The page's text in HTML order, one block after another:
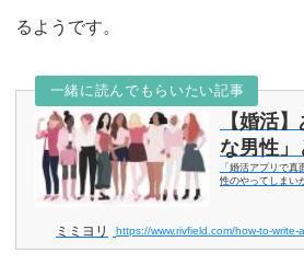
るようです。
一緒に読んでもらいたい記事
【婚活
な男性」
ない理由
「婚活アプリで
性のやってしまい
ミミヨリ https://www.rivfield.com/how-to-write-